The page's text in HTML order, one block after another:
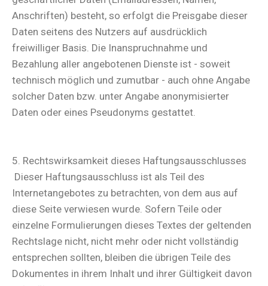
Anschriften) besteht, so erfolgt die Preisgabe dieser
Daten seitens des Nutzers auf ausdrücklich
freiwilliger Basis. Die Inanspruchnahme und
Bezahlung aller angebotenen Dienste ist - soweit
technisch möglich und zumutbar - auch ohne Angabe
solcher Daten bzw. unter Angabe anonymisierter
Daten oder eines Pseudonyms gestattet.
5. Rechtswirksamkeit dieses Haftungsausschlusses
Dieser Haftungsausschluss ist als Teil des
Internetangebotes zu betrachten, von dem aus auf
diese Seite verwiesen wurde. Sofern Teile oder
einzelne Formulierungen dieses Textes der geltenden
Rechtslage nicht, nicht mehr oder nicht vollständig
entsprechen sollten, bleiben die übrigen Teile des
Dokumentes in ihrem Inhalt und ihrer Gültigkeit davon